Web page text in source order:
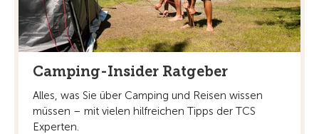
Camping-Insider Ratgeber
Alles, was Sie über Camping und Reisen wissen
müssen – mit vielen hilfreichen Tipps der TCS
Experten.